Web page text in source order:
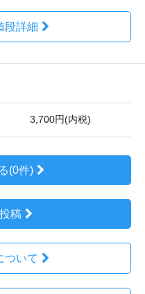
段詳細
3,700円(内税)
(0件)
稿
ついて